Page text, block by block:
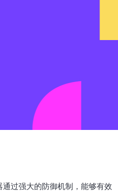
过强大的防御机制，能够有效